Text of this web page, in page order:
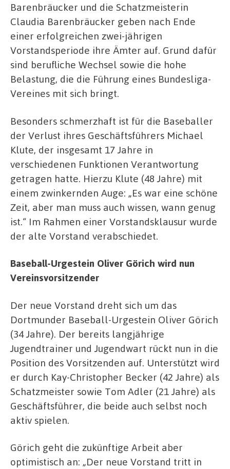
Barenbräucker und die Schatzmeisterin
Claudia Barenbräucker geben nach Ende
einer erfolgreichen zwei-jährigen
Vorstandsperiode ihre Ämter auf. Grund dafür
sind berufliche Wechsel sowie die hohe
Belastung, die die Führung eines Bundesliga-
Vereines mit sich bringt.
Besonders schmerzhaft ist für die Baseballer
der Verlust ihres Geschäftsführers Michael
Klute, der insgesamt 17 Jahre in
verschiedenen Funktionen Verantwortung
getragen hatte. Hierzu Klute (48 Jahre) mit
einem zwinkernden Auge: „Es war eine schöne
Zeit, aber man muss auch wissen, wann genug
ist.“ Im Rahmen einer Vorstandsklausur wurde
der alte Vorstand verabschiedet.
Baseball-Urgestein Oliver Görich wird nun
Vereinsvorsitzender
Der neue Vorstand dreht sich um das
Dortmunder Baseball-Urgestein Oliver Görich
(34 Jahre). Der bereits langjährige
Jugendtrainer und Jugendwart rückt nun in die
Position des Vorsitzenden auf. Unterstützt wird
er durch Kay-Christopher Becker (42 Jahre) als
Schatzmeister sowie Tom Adler (21 Jahre) als
Geschäftsführer, die beide auch selbst noch
aktiv spielen.
Görich geht die zukünftige Arbeit aber
optimistisch an: „Der neue Vorstand tritt in